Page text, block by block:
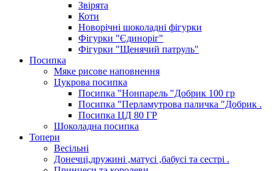
Звірята
Коти
Новорічні шоколадні фігурки
Фігурки "Єдиноріг"
Фігурки "Щенячий патруль"
Посипка
Мяке рисове наповнення
Цукрова посипка
Посипка "Нонпарель "Добрик 100 гр
Посипка "Перламутрова паличка "Добрик .
Посипка ЦД 80 ГР
Шоколадна посипка
Топери
Весільні
Донечці,дружині ,матусі ,бабусі та сестрі .